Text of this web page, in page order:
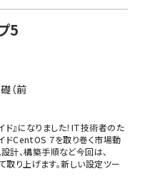
5
（前
』になりました！IT技術者のた
CentOS 7を取り巻く市場動
計、構築手順など今回は、
り上げます。新しい設定ツー